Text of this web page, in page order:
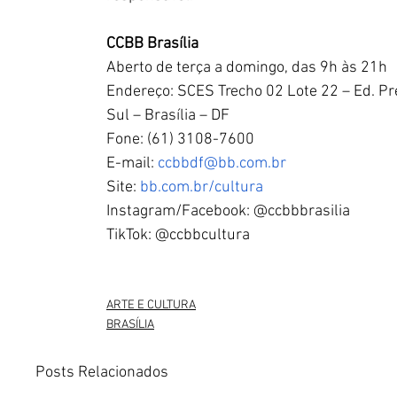
CCBB Brasília
Aberto de terça a domingo, das 9h às 21h
Endereço: SCES Trecho 02 Lote 22 – Ed.
Sul – Brasília – DF
Fone: (61) 3108-7600
E-mail: ccbbdf@bb.com.br
Site: bb.com.br/cultura
Instagram/Facebook: @ccbbbrasilia
TikTok: @ccbbcultura
ARTE E CULTURA
BRASÍLIA
Posts Relacionados